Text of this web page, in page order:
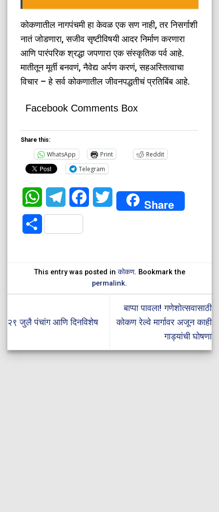
कोकणातील नागपंचमी हा केवळ एक सण नाही, तर निसर्गाशी
नातं जोडणारा, सजीव सृष्टीविषयी आदर निर्माण करणारा
आणि पारंपरिक श्रद्धा जपणारा एक संस्कृतिक पर्व आहे.
मातीतून मूर्ती बनवणं, नैवेद्य अर्पण करणं, सहअस्तित्वाचा
विचार – हे सर्व कोकणातील जीवनपद्धतीचं प्रतिबिंब आहे.
Facebook Comments Box
Share this:
WhatsApp Print
Reddit
Telegram
WhatsAppTelegramFacebookTwitter Share
Share
This entry was posted inकोकण. Bookmark the
permalink.
२९ जुलै पंचांग आणि दिनविशेष
बाप्पा पावला! गणेशोत्सवासाठी
कोकण रेल्वे मार्गावर अजून काही
गाड्यांची घोषणा